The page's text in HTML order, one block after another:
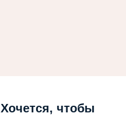
Хочется, чтобы